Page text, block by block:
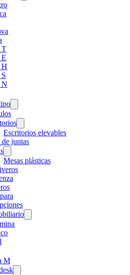
T
E
H
N
Escritorios elevables
de juntas
Mesas plásticas
M